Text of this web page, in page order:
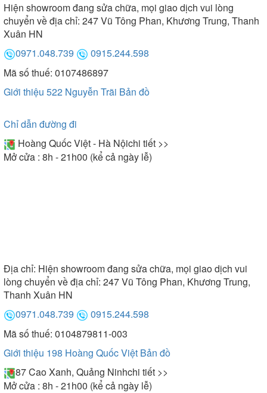
Hiện showroom đang sửa chữa, mọi giao dịch vui lòng
chuyển về địa chỉ: 247 Vũ Tông Phan, Khương Trung, Thanh
Xuân HN
0971.048.739
0915.244.598
Mã số thuế: 0107486897
Giới thiệu 522 Nguyễn Trãi Bản đồ
Chỉ dẫn đường đi
Hoàng Quốc Việt - Hà Nộichi tiết >>
Mở cửa : 8h - 21h00 (kể cả ngày lễ)
Địa chỉ: Hiện showroom đang sửa chữa, mọi giao dịch vui
lòng chuyển về địa chỉ: 247 Vũ Tông Phan, Khương Trung,
Thanh Xuân HN
0971.048.739
0915.244.598
Mã số thuế: 0104879811-003
Giới thiệu 198 Hoàng Quốc Việt Bản đồ
87 Cao Xanh, Quảng Ninhchi tiết >>
Mở cửa : 8h - 21h00 (kể cả ngày lễ)